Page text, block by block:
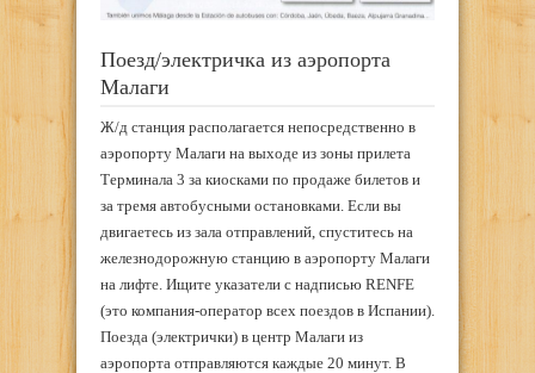
Поезд/электричка из аэропорта
Малаги
Ж/д станция располагается непосредственно в
аэропорту Малаги на выходе из зоны прилета
Терминала 3 за киосками по продаже билетов и
за тремя автобусными остановками. Если вы
двигаетесь из зала отправлений, спуститесь на
железнодорожную станцию в аэропорту Малаги
на лифте. Ищите указатели с надписью RENFE
(это компания-оператор всех поездов в Испании).
Поезда (электрички) в центр Малаги из
аэропорта отправляются каждые 20 минут. В